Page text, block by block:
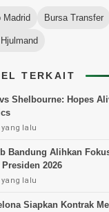
Madrid Bursa Transfer
TERKAIT
Shelbourne: Hopes
yang lalu
Bandung Alihkan
Presiden 2026
yang lalu
Siapkan Kontrak